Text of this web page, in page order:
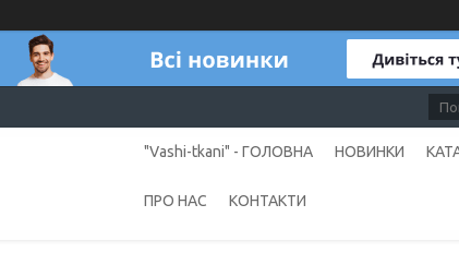
"Vashi-tkani" - ГОЛОВНА НОВИНКИ
ПРО НАС КОНТАКТИ